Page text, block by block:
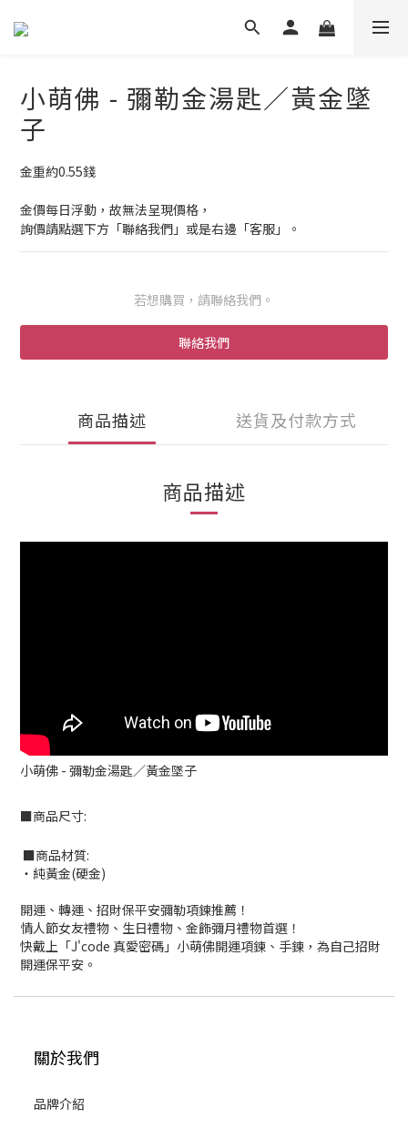
小萌佛 - 彌勒金湯匙／黃金墜
子
金重約0.55錢
金價每日浮動，故無法呈現價格，
詢價請點選下方「聯絡我們」或是右邊「客服」。
若想購買，請聯絡我們。
聯絡我們
商品描述 送貨及付款方式
商品描述
小萌佛 - 彌勒金湯匙／黃金墜子
■商品尺寸:
■商品材質:
‧純黃金(硬金)
開運、轉運、招財保平安彌勒項鍊推薦！
情人節女友禮物、生日禮物、金飾彌月禮物首選！
快戴上「J'code 真愛密碼」小萌佛開運項鍊、手鍊，為自己招財
開運保平安。
關於我們
品牌介紹